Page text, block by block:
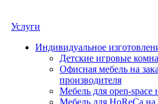
Услуги
Индивидуальное
Детские игровые
Офисная мебель на
производителя
Мебель для open-space
Мебель для HoReCa